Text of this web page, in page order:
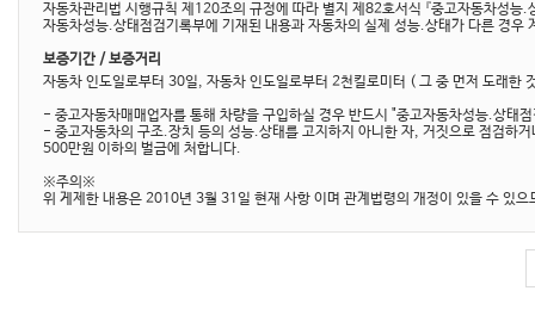
자동차관리법 시행규칙 제120조의 규정에 따라 별지 제82호서식 『중고자동차성
자동차성능.상태점검기록부에 기재된 내용과 자동차의 실제 성능.상태가 다른 경우
보증기간 / 보증거리
자동차 인도일로부터 30일, 자동차 인도일로부터 2천킬로미터 ( 그 중 먼저 도래한
- 중고자동차매매업자를 통해 차량을 구입하실 경우 반드시 "중고자동차성능.상태
- 중고자동차의 구조.장치 등의 성능.상태를 고지하지 아니한 자, 거짓으로 점검하
500만원 이하의 벌금에 처합니다.
※주의※
위 게제한 내용은 2010년 3월 31일 현재 사항 이며 관계법령의 개정이 있을 수 있